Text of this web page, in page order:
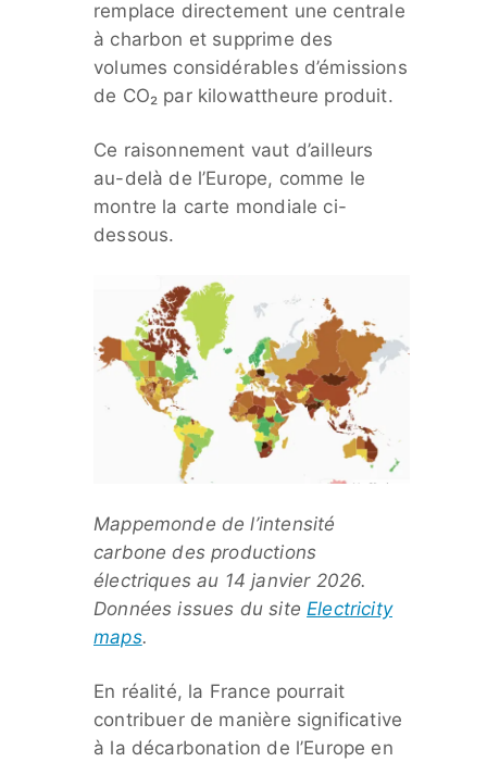
remplace directement une centrale
à charbon et supprime des
volumes considérables d’émissions
de CO₂ par kilowattheure produit.
Ce raisonnement vaut d’ailleurs
au-delà de l’Europe, comme le
montre la carte mondiale ci-
dessous.
Mappemonde de l’intensité
carbone des productions
électriques au 14 janvier 2026.
Données issues du siteElectricity
maps.
En réalité, la France pourrait
contribuer de manière significative
à la décarbonation de l’Europe en